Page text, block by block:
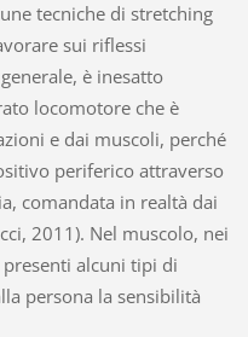
tecniche di stretching
sui riflessi
è inesatto
locomotore che è
e dai muscoli, perché
periferico attraverso
comandata in realtà dai
2011). Nel muscolo, nei
alcuni tipi di
persona la sensibilità